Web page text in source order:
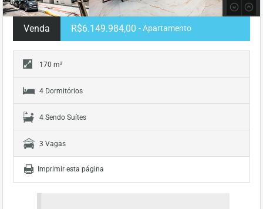
Venda R$6.149.984,00 - Apartamento
170 m²
4 Dormitórios
4 Sendo Suítes
3 Vagas
Imprimir esta página